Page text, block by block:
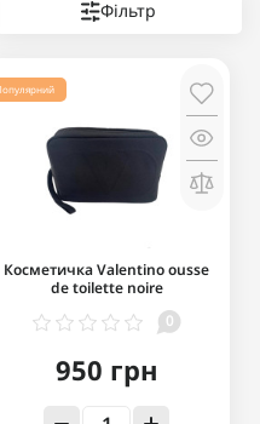
Фільтр
Косметичка Valentino ousse
de toilette noire
0
950 грн